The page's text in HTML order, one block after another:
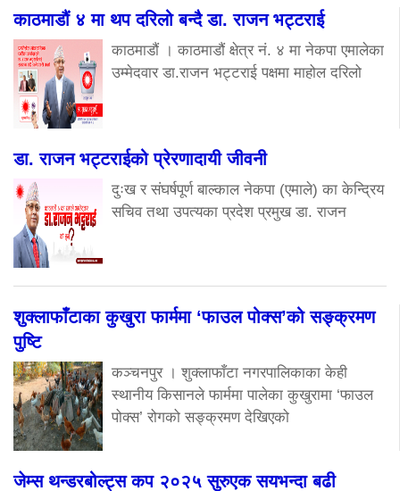
काठमाडौं ४ मा थप दरिलो बन्दै डा. राजन भट्टराई
काठमाडौं । काठमाडौं क्षेत्र नं. ४ मा नेकपा एमालेका
उम्मेदवार डा.राजन भट्टराई पक्षमा माहोल दरिलो
डा. राजन भट्टराईको प्रेरणादायी जीवनी
दुःख र संघर्षपूर्ण बाल्काल नेकपा (एमाले) का केन्द्रिय
सचिव तथा उपत्यका प्रदेश प्रमुख डा. राजन
शुक्लाफाँटाका कुखुरा फार्ममा ‘फाउल पोक्स’को सङ्क्रमण
पुष्टि
कञ्चनपुर । शुक्लाफाँटा नगरपालिकाका केही
स्थानीय किसानले फार्ममा पालेका कुखुरामा ‘फाउल
पोक्स’ रोगको सङ्क्रमण देखिएको
जेम्स थन्डरबोल्ट्स कप २०२५ सुरुएक सयभन्दा बढी